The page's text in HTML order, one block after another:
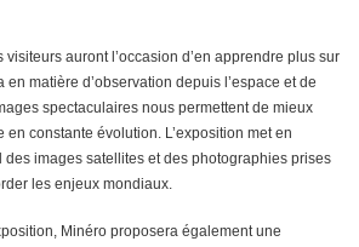
visiteurs auront l’occasion d’en apprendre plus sur
en matière d’observation depuis l’espace et de
spectaculaires nous permettent de mieux
constante évolution. L’exposition met en
images satellites et des photographies prises
les enjeux mondiaux.
Minéro proposera également une